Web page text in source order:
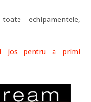
echipamentele,
jos pentru a primi